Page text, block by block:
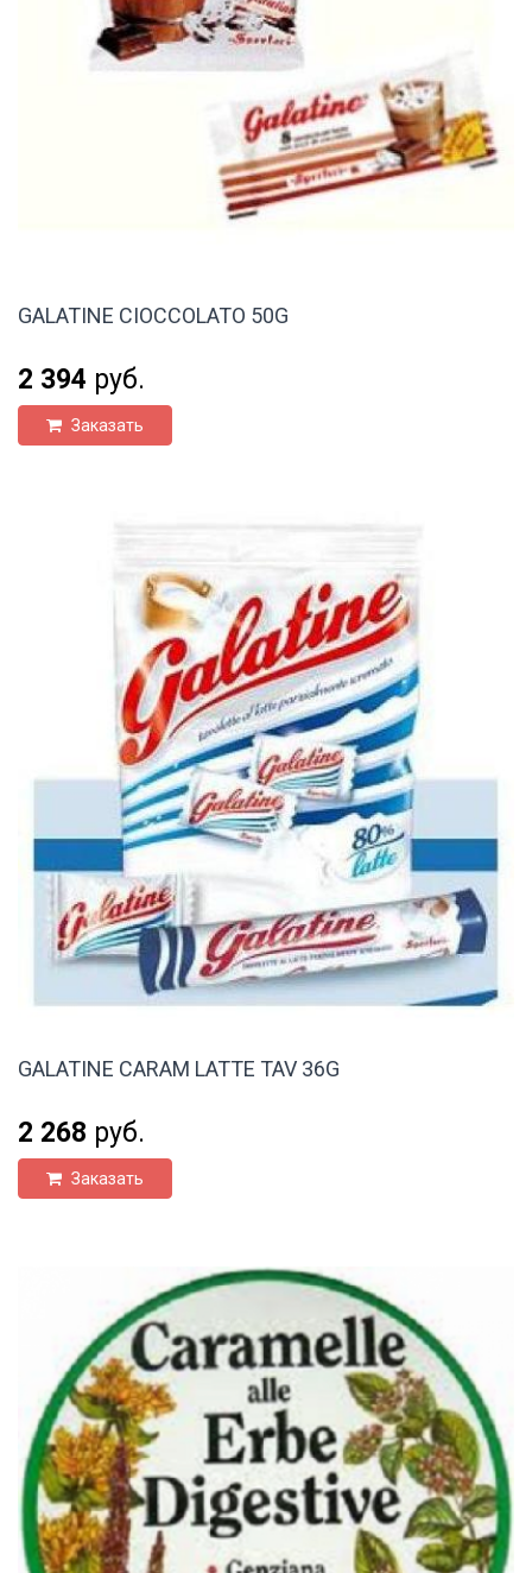
GALATINE CIOCCOLATO 50G
2 394 руб.
Заказать
GALATINE CARAM LATTE TAV 36G
2 268 руб.
Заказать